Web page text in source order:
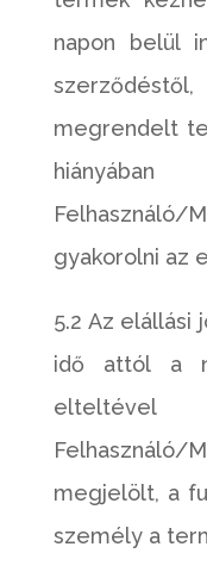
napon belül
megrendelt
Felhasználó/
gyakorolni az
5.2 Az elállási
idő attól a
Felhasználó/
megjelölt, a
személy a